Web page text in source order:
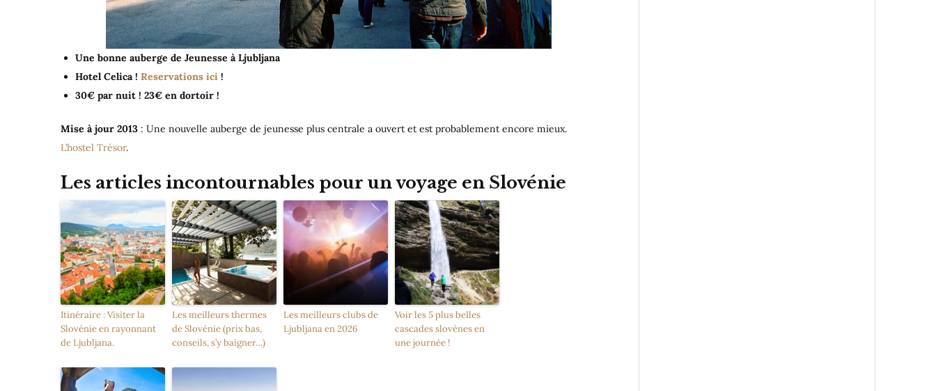
Une bonne auberge de Jeunesse à Ljubljana
Hotel Celica ! Reservations ici !
30€ par nuit ! 23€ en dortoir !
Mise à jour 2013 : Une nouvelle auberge de jeunesse plus centrale a ouvert et est probablement encore mieux.
L’hostel Trésor.
Les articles incontournables pour un voyage en Slovénie
Itinéraire : Visiter la
Slovénie en rayonnant
de Ljubljana.
Les meilleurs thermes
de Slovénie (prix bas,
conseils, s’y baigner…)
Les meilleurs clubs de
Ljubljana en 2026
Voir les 5 plus belles
cascades slovènes en
une journée !